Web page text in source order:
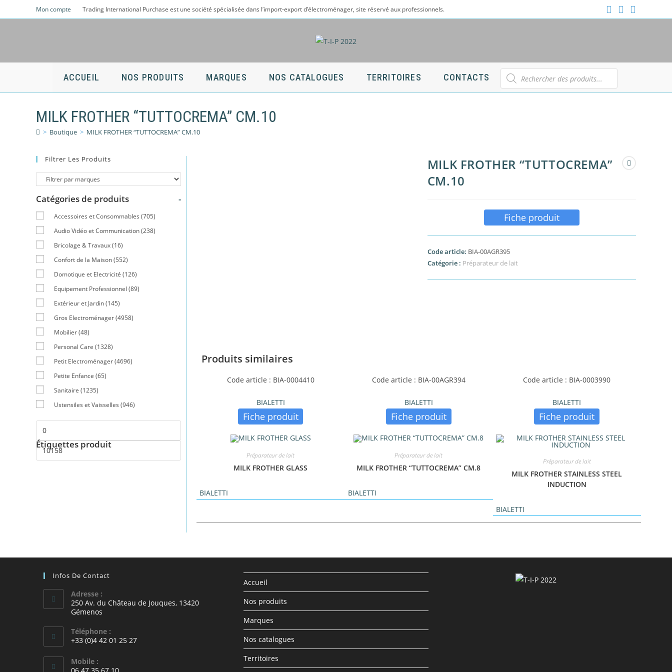
to
Mon compte Trading International Purchase est une société spécialisée dans l’import-export d’électroménager, site réservé aux professionnels.
ACCUEIL NOS PRODUITS MARQUES NOS CATALOGUES TERRITOIRES CONTACTS
Recherche
de
produits
MILK FROTHER “TUTTOCREMA” CM.10
> Boutique > MILK FROTHER “TUTTOCREMA” CM.10
MILK FROTHER “TUTTOCREMA”
CM.10
Fiche produit
Code article: BIA-00AGR395
Catégorie : Préparateur de lait
Produits similaires
Code article : BIA-0004410
BIALETTI
Fiche produit
Préparateur de lait
MILK FROTHER GLASS
BIALETTI
Code article : BIA-00AGR394
BIALETTI
Fiche produit
Préparateur de lait
MILK FROTHER “TUTTOCREMA” CM.8
BIALETTI
Code article : BIA-0003990
BIALETTI
Fiche produit
Préparateur de lait
MILK FROTHER STAINLESS STEEL
INDUCTION
BIALETTI
Filtrer Les Produits
Catégories de produits -
Accessoires et Consommables (705)
Audio Vidéo et Communication(238)
Bricolage & Travaux(16)
Confort de la Maison(552)
Domotique et Electricité (126)
Equipement Professionnel (89)
Extérieur et Jardin(145)
Gros Electroménager(4958)
Mobilier(48)
Personal Care (1328)
Petit Electroménager(4696)
Petite Enfance (65)
Sanitaire (1235)
Ustensiles et Vaisselles (946)
Étiquettes produit
Infos De Contact
Adresse :
250 Av. du Château de Jouques, 13420
Gémenos
Téléphone :
+33 (0)4 42 01 25 27
Mobile :
Accueil
Nos produits
Marques
Nos catalogues
Territoires